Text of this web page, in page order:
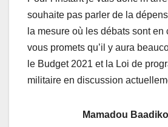
souhaite pas parler de la
la mesure où les débats sont en
vous promets qu’il y aura
le Budget 2021 et la Loi de
militaire en discussion
Mamadou